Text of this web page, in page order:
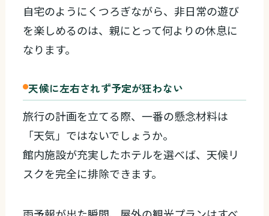
自宅のようにくつろぎながら、非日常の遊び
を楽しめるのは、親にとって何よりの休息に
なります。
天候に左右されず予定が狂わない
旅行の計画を立てる際、一番の懸念材料は
「天気」ではないでしょうか。
館内施設が充実したホテルを選べば、天候リ
スクを完全に排除できます。